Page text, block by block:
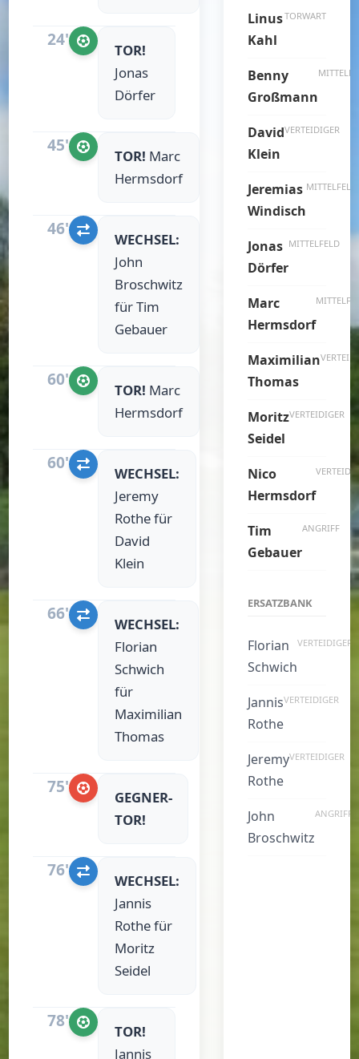
24'
TOR!
Jonas
Dörfer
45'
TOR! Marc
Hermsdorf
46'
WECHSEL:
John
Broschwitz
für Tim
Gebauer
60'
TOR! Marc
Hermsdorf
60'
WECHSEL:
Jeremy
Rothe für
David
Klein
66'
WECHSEL:
Florian
Schwich
für
Maximilian
Thomas
75'
GEGNER-
TOR!
76'
WECHSEL:
Jannis
Rothe für
Moritz
Seidel
78'
TOR!
Jannis
Linus
Kahl
TORWART
Benny
Großmann
David
Klein
VERTEIDIGER
Jeremias
Windisch
MITTELFELD
Jonas
Dörfer
MITTELFELD
Marc
Hermsdorf
Maximilian
Thomas
Moritz
Seidel
VERTEIDIGER
Nico
Hermsdorf
Tim
Gebauer
ANGRIFF
ERSATZBANK
Florian
Schwich
VERTEIDIGER
Jannis
Rothe
VERTEIDIGER
Jeremy
Rothe
VERTEIDIGER
John
Broschwitz
ANGRIFF